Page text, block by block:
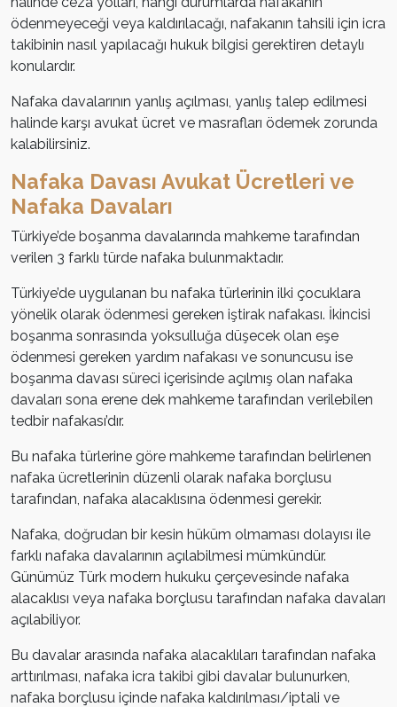
ödenmeyeceği veya kaldırılacağı, nafakanın tahsili için icra
takibinin nasıl yapılacağı hukuk bilgisi gerektiren detaylı
konulardır.
Nafaka davalarının yanlış açılması, yanlış talep edilmesi
halinde karşı avukat ücret ve masrafları ödemek zorunda
kalabilirsiniz.
Nafaka Davası Avukat Ücretleri ve
Nafaka Davaları
Türkiye’de boşanma davalarında mahkeme tarafından
verilen 3 farklı türde nafaka bulunmaktadır.
Türkiye’de uygulanan bu nafaka türlerinin ilki çocuklara
yönelik olarak ödenmesi gereken iştirak nafakası. İkincisi
boşanma sonrasında yoksulluğa düşecek olan eşe
ödenmesi gereken yardım nafakası ve sonuncusu ise
boşanma davası süreci içerisinde açılmış olan nafaka
davaları sona erene dek mahkeme tarafından verilebilen
tedbir nafakası’dır.
Bu nafaka türlerine göre mahkeme tarafından belirlenen
nafaka ücretlerinin düzenli olarak nafaka borçlusu
tarafından, nafaka alacaklısına ödenmesi gerekir.
Nafaka, doğrudan bir kesin hüküm olmaması dolayısı ile
farklı nafaka davalarının açılabilmesi mümkündür.
Günümüz Türk modern hukuku çerçevesinde nafaka
alacaklısı veya nafaka borçlusu tarafından nafaka davaları
açılabiliyor.
Bu davalar arasında nafaka alacaklıları tarafından nafaka
arttırılması, nafaka icra takibi gibi davalar bulunurken,
nafaka borçlusu içinde nafaka kaldırılması/iptali ve